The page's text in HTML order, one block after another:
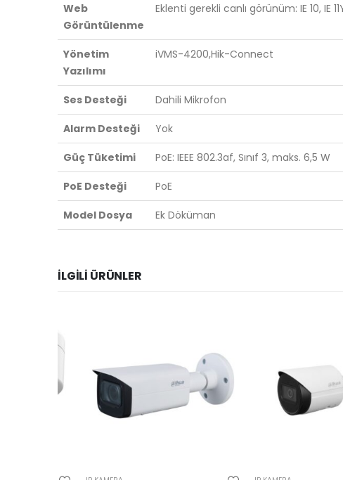
Web
Görüntülenme
Eklenti gerekli canlı görünüm: IE 10, IE
Yönetim
Yazılımı
iVMS-4200,Hik-Connect
Ses Desteği Dahili Mikrofon
Alarm Desteği Yok
Güç Tüketimi PoE: IEEE 802.3af, Sınıf 3, maks. 6,5 W
PoE Desteği PoE
Model Dosya Ek Döküman
İLGILI ÜRÜNLER